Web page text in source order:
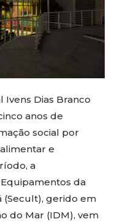
Ivens Dias Branco
anos de
social por
e
a
da
(Secult), gerido em
do Mar (IDM), vem